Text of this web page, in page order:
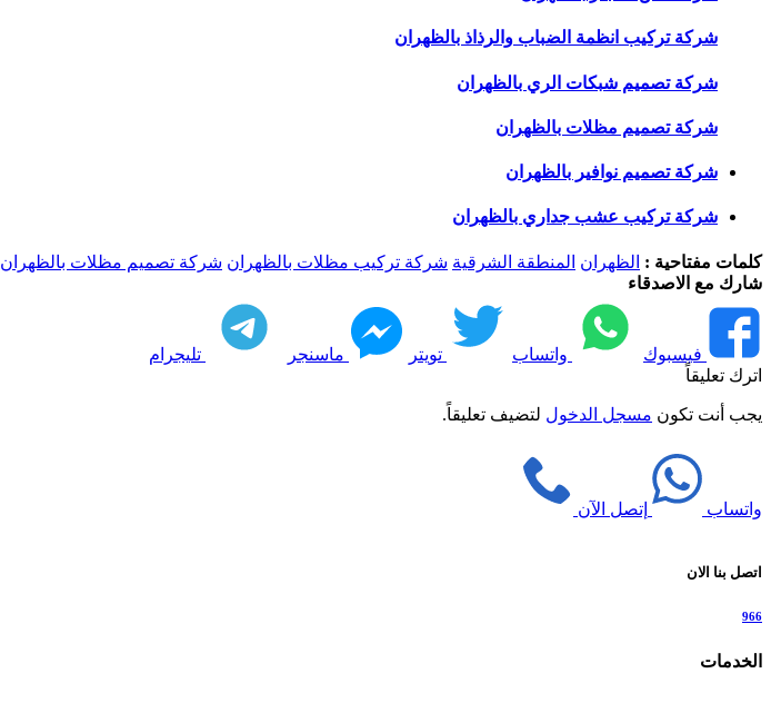
شركة تركيب انظمة الضباب والرذاذ بالظهران
شركة تصميم شبكات الري بالظهران
شركة تصميم مظلات بالظهران
شركة تصميم نوافير بالظهران
شركة تركيب عشب جداري بالظهران
كلمات مفتاحية : الظهران المنطقة الشرقية شركة تركيب مظلات بالظهران شركة تصميم مظلات بالظهران
شارك مع الاصدقاء
فيسبوك واتساب تويتر ماسنجر
تليجرام
اترك تعليقاً
يجب أنت تكون مسجل الدخول لتضيف تعليقاً.
واتساب إتصل الآن
اتصل بنا الان
966
الخدمات